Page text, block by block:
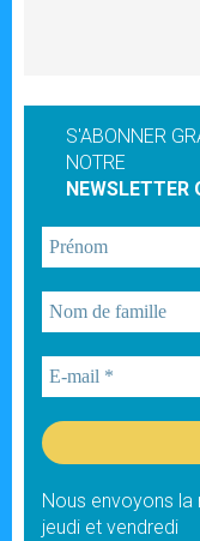
S'ABONNER
NOTRE
NEWSLETTER
Nous envoyons la
jeudi et vendredi